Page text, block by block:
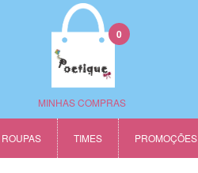
MINHAS COMPRAS
0
ROUPAS TIMES PROMOÇÕES